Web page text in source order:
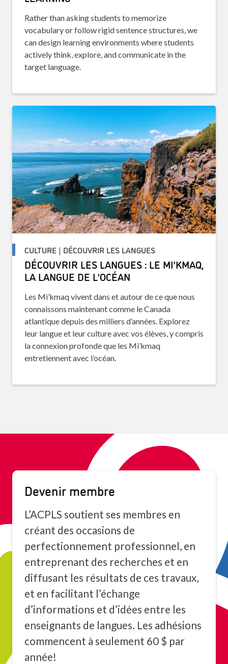
Rather than asking students to memorize
vocabulary or follow rigid sentence structures, we
can design learning environments where students
actively think, explore, and communicate in the
target language.
CULTURE | DÉCOUVRIR LES LANGUES
DÉCOUVRIR LES LANGUES : LE MI’KMAQ,
LA LANGUE DE L’OCÉAN
Les Mi’kmaq vivent dans et autour de ce que nous
connaissons maintenant comme le Canada
atlantique depuis des milliers d’années. Explorez
leur langue et leur culture avec vos élèves, y compris
la connexion profonde que les Mi’kmaq
entretiennent avec l’océan.
Devenir membre
L’ACPLS soutient ses membres en
créant des occasions de
perfectionnement professionnel, en
entreprenant des recherches et en
diffusant les résultats de ces travaux,
et en facilitant l’échange
d’informations et d’idées entre les
enseignants de langues. Les adhésions
commencent à seulement 60 $ par
année!